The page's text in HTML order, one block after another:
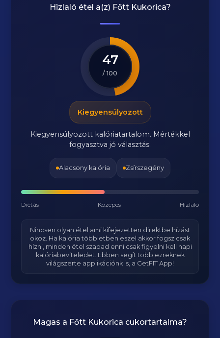
Hizlaló étel a(z) Főtt Kukorica?
47
/ 100
Kiegyensúlyozott
Kiegyensúlyozott kalóriatartalom. Mértékkel
fogyasztva jó választás.
Alacsony kalória Zsírszegény
Diétás Közepes Hizlaló
Nincsen olyan étel ami kifejezetten direktbe hízást
okoz. Ha kalória többletben eszel akkor fogsz csak
hízni, minden étel szabad enni csak figyelni kell napi
kalóriabeviteledet. Ebben segít több ezreknek
világszerte applikációnk is, a GetFIT App!
Magas a Főtt Kukorica cukortartalma?